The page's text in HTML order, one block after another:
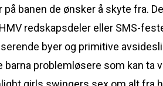
banen de ønsker å skyte fra.
redskapsdeler eller SMS-
byer og primitive
problemløsere som kan ta